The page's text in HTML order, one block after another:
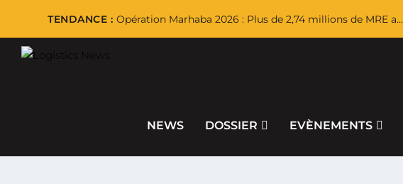
TENDANCE : Opération Marhaba 2026 : Plus de 2,74 millions de MRE a...
NEWS DOSSIER EVÈNEMENTS